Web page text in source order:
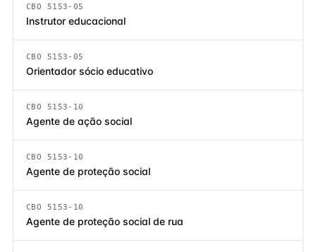
CBO 5153-05
Instrutor educacional
CBO 5153-05
Orientador sócio educativo
CBO 5153-10
Agente de ação social
CBO 5153-10
Agente de proteção social
CBO 5153-10
Agente de proteção social de rua